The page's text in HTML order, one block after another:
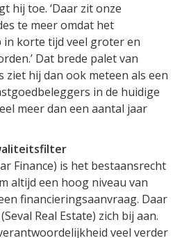
hij toe. ‘Daar zit onze
te meer omdat het
in korte tijd veel groter en
Dat brede palet van
ziet hij dan ook meteen als een
in de huidige
meer dan een aantal jaar
Finance) is het bestaansrecht
altijd een hoog niveau van
financieringsaanvraag. Daar
Real Estate) zich bij aan.
veel verder